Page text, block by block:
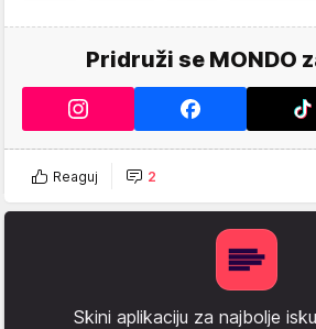
Pridruži se MONDO
Reaguj 2
Skini aplikaciju za najbolje